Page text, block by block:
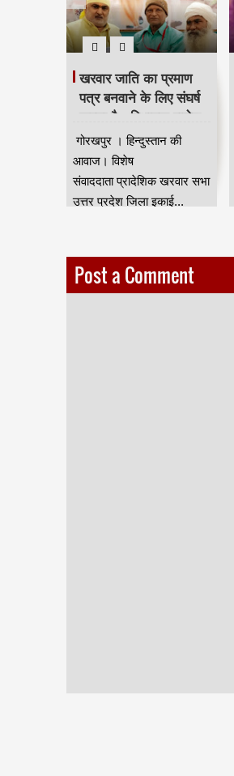
खरवार जाति का प्रमाण
पत्र बनवाने के लिए संघर्ष
करना है - विधायक राजेश
त्रिपाठी
गोरखपुर । हिन्दुस्तान की
आवाज। विशेष
संवाददाता प्रादेशिक खरवार सभा
उत्तर प्रदेश जिला इकाई...
Post a Comment